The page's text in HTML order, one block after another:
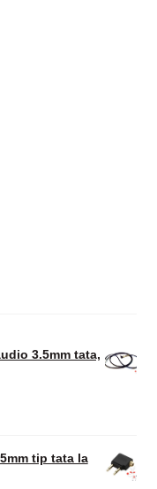
3.5mm tata,
tip tata la